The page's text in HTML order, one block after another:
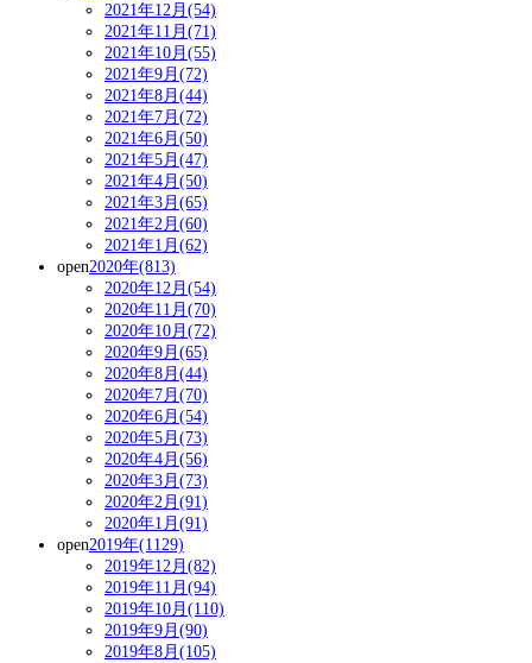
2021年12月(54)
2021年11月(71)
2021年10月(55)
2021年9月(72)
2021年8月(44)
2021年7月(72)
2021年6月(50)
2021年5月(47)
2021年4月(50)
2021年3月(65)
2021年2月(60)
2021年1月(62)
open2020年(813)
2020年12月(54)
2020年11月(70)
2020年10月(72)
2020年9月(65)
2020年8月(44)
2020年7月(70)
2020年6月(54)
2020年5月(73)
2020年4月(56)
2020年3月(73)
2020年2月(91)
2020年1月(91)
open2019年(1129)
2019年12月(82)
2019年11月(94)
2019年10月(110)
2019年9月(90)
2019年8月(105)